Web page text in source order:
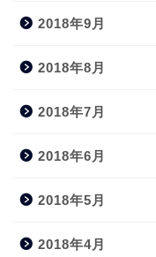
2018年9月
2018年8月
2018年7月
2018年6月
2018年5月
2018年4月